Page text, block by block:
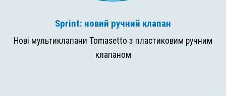
Sprint: новий ручний клапан
Нові мультиклапани Tomasetto з пластиковим ручним
клапаном